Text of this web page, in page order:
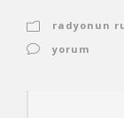
radyonun
yorum